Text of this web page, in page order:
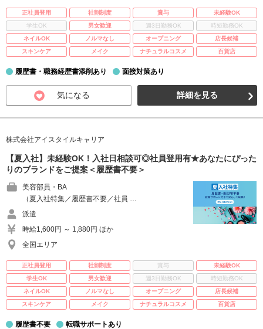
正社員登用 社割制度 賞与
未経験OK
学生OK
男女歓迎 週3日勤務OK
時短勤務OK
ネイルOK
ノルマなし オープニング
店長候補
スキンケア
メイク ナチュラルコスメ 百貨店
履歴書・職務経歴書添削あり 面接対策あり
気になる 詳細を見る
株式会社アイスタイルキャリア
【夏入社】未経験OK！入社日相談可◎社員登用有★あなたにぴった
りのブランドをご提案＜履歴書不要＞
美容部員・BA
（夏入社特集／履歴書不要／社員 …
派遣
時給1,600円 ～ 1,880円 ほか
全国エリア
正社員登用 社割制度 賞与
未経験OK
学生OK
男女歓迎 週3日勤務OK
時短勤務OK
ネイルOK
ノルマなし オープニング
店長候補
スキンケア
メイク ナチュラルコスメ 百貨店
履歴書不要 転職サポートあり